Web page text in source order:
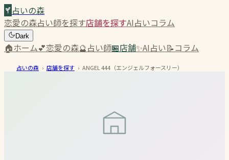
占いの森
恋愛の森占い師を探す店舗を探すAI占いコラム
Dark
🏠ホーム💕恋愛の森🔮占い師🏪店舗✨AI占い📝コラム
占いの森 › 店舗を探す › ANGEL 444（エンジェルフォースリー）